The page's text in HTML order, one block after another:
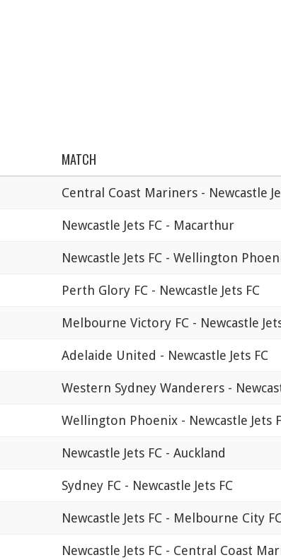
MATCH
Central Coast Mariners - Newcastle
Newcastle Jets FC - Macarthur
Newcastle Jets FC - Wellington
Perth Glory FC - Newcastle Jets FC
Melbourne Victory FC - Newcastle
Adelaide United - Newcastle Jets FC
Western Sydney Wanderers -
Wellington Phoenix - Newcastle Jets
Newcastle Jets FC - Auckland
Sydney FC - Newcastle Jets FC
Newcastle Jets FC - Melbourne City
Newcastle Jets FC - Central Coast